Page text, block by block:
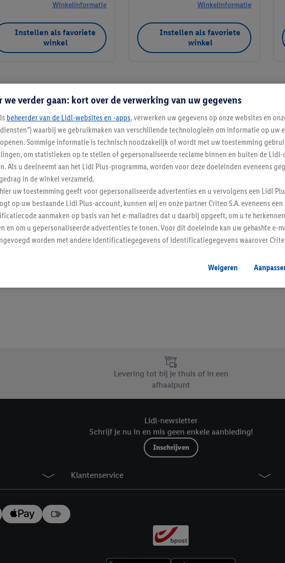
Winkelinformatie
Instellen als favoriete
winkel
Winkelinformatie
Instellen als favoriete
winkel
Instellen als favoriete winkel
Blijf op de
Inschrijven
Levering tot bij je thuis of in een
afhaalpunt
Lidl-newsletter
Schrijf je nu in en mis geen enkele aanbieding!
Inschrijven
Klantenservice
we verder gaan: kort over de verwerking van uw gegevens
beheerder van de Lidl-websites en -apps, verwerken uw gegevens op onze websites en
waarbij we gebruikmaken van verschillende technologieën om informatie op uw
Sommige informatie is technisch noodzakelijk of wordt met uw toestemming
om statistieken op te stellen of gepersonaliseerde reclame binnen en buiten de Lidl-
Als u deelneemt aan het Lidl Plus-programma, worden voor deze doeleinden eveneens
in de winkel verzameld.
uw toestemming geeft voor gepersonaliseerde advertenties en u vervolgens een Lidl
op uw bestaande Lidl Plus-account, kunnen wij en onze partner Criteo S.A. eveneens
aanmaken op basis van het e-mailadres dat u daarbij opgeeft, om u te
en om u gepersonaliseerde advertenties te tonen. Voor dit doeleinde kan uw gehashte e-
worden met andere identificatiegegevens of identificatiegegevens waarover
hiermee akkoord gaat, kunnen advertenties in het kader van retargeting, d.w.z. advertenties
hebt getoond (bijvoorbeeld door het product in de webshop aan uw winkelmandje toe
kopen), ook op verschillende apparaten en verschillende Lidl-diensten worden
de bewaartermijn van de gegevens en uw recht om uw toestemming te allen tijde met
privacyverklaring.Je vindt het impressum hier.
Weigeren